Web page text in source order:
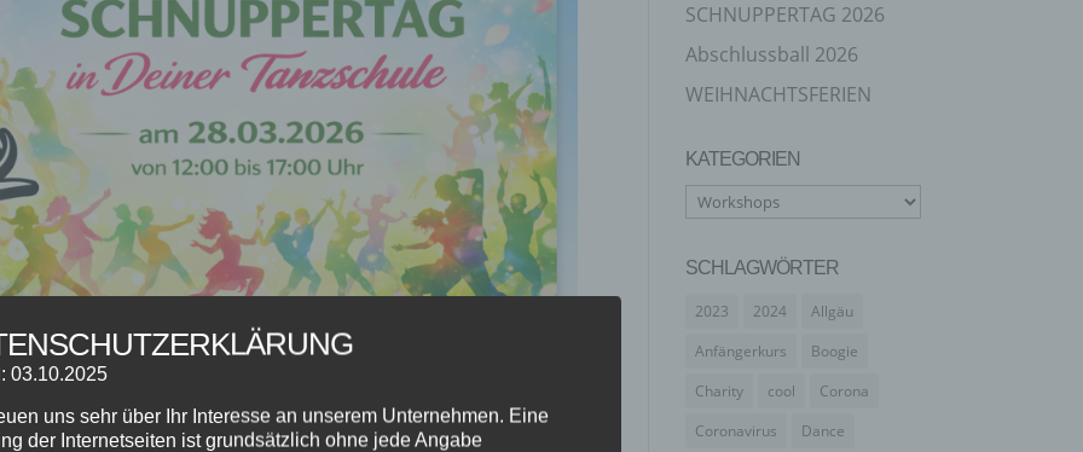
SCHNUPPERTAG 2026
Abschlussball 2026
WEIHNACHTSFERIEN
KATEGORIEN
Kategorien
SCHLAGWÖRTER
2023 2024
Allgäu
Anfängerkurs
Boogie
Charity
cool
Corona
Coronavirus
Dance
03.10.2025
uns sehr über Ihr Interesse an unserem Unternehmen. Eine
der Internetseiten ist grundsätzlich ohne jede Angabe